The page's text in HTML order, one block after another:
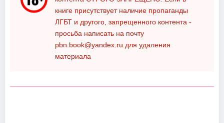
книге присутствует наличие пропаганды
ЛГБТ и другого, запрещенного контента -
просьба написать на почту
pbn.book@yandex.ru для удаления
материала